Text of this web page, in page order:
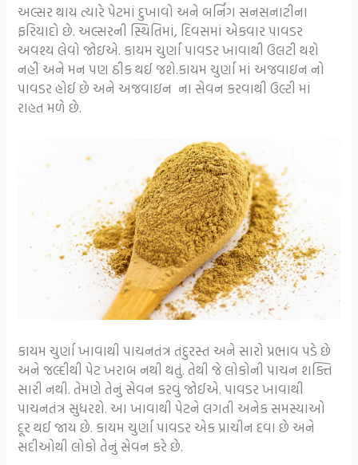
અલ્સર થાય ત્યારે પેટમાં દુખાવો અને બર્નિંગ સનસનાટીના
ફરિયાદો છે. અલ્સરની સ્થિતિમાં, દિવસમાં એકવાર પાવડર
અવશ્ય લેવો જોઇએ. કાયમ ચુર્ણા પાવડર ખાવાથી ઉલટી થશે
નહીં અને મન પણ ઠીક થઈ જશે.કાયમ ચુર્ણા માં અજવાઇન નો
પાવડર હોઈ છે અને અજવાઇન ના સેવન કરવાથી ઉલ્ટી માં
રાહત મળે છે.
કાયમ ચુર્ણા ખાવાથી પાચનતંત્ર તંદુરસ્ત અને સારો પ્રભાવ પડે છે
અને જલ્દીથી પેટ ખરાબ નથી થતું. તેથી જે લોકોની પાચન શક્તિ
સારી નથી. તેમણે તેનું સેવન કરવું જોઈએ. પાવડર ખાવાથી
પાચનતંત્ર સુધરશે. આ ખાવાથી પેટને લગતી અનેક સમસ્યાઓ
દૂર થઈ જાય છે. કાયમ ચુર્ણા પાવડર એક પ્રાચીન દવા છે અને
સદીઓથી લોકો તેનું સેવન કરે છે.